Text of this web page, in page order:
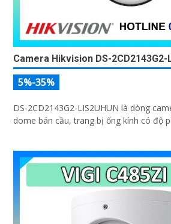
Camera Hikvision DS-2CD2143G2-
5%-35%
DS-2CD2143G2-LIS2UHUN là dòng
dome bán cầu, trang bị ống kính có độ